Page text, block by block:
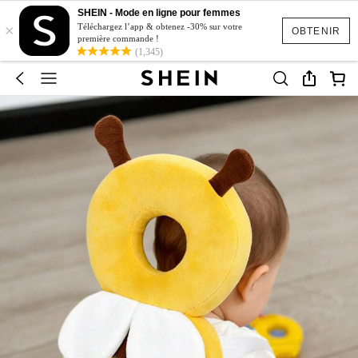
OBTENIR
×
SHEIN - Mode en ligne pour femmes
Téléchargez l’app & obtenez -30% sur votre
première commande !
(1,345)